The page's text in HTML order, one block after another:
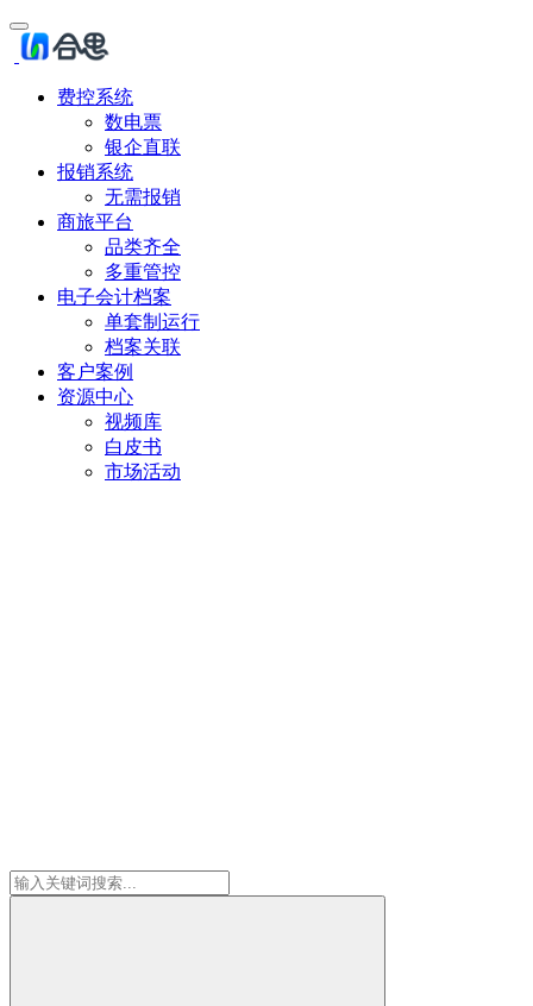
费控系统
数电票
银企直联
报销系统
无需报销
商旅平台
品类齐全
多重管控
电子会计档案
单套制运行
档案关联
客户案例
资源中心
视频库
白皮书
市场活动